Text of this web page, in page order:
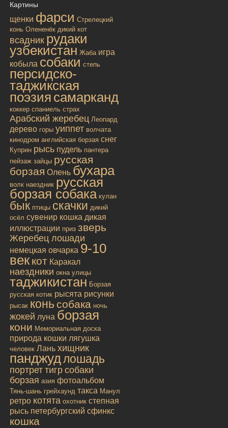
Картины
щенки фарси Стрелецкий
конь Олененёк дикий кот
всадник рудаки
узбекистан Жаба игра
кобыла собаки степь
персидско-
таджикская
поэзия самарканд
коккер спаниель страх
Арабский жеребец Леопард
дерево горы уиппет волчата
кинодром английская борзая снег
Куприн рысь пудель пантера
пейзаж зайцы русская
борзая Олень бухара
волк наездник русская
борзая собака кулан
бык птицы скачки дикий
осёл сувенир кошка дикая
иллюстрации приз зверь
Жеребец лошади
немецкая овчарка 9-10
век кот Каракал
наездники окна улицы
таджикистан Борзая
русская котик рысята рисунки
рысак конь собака ночь
жокей луна борзая
кони Мемориальная доска
природа кошки лягушка
человек Лань хищник
панджудлошадь
портрет тигр собаки
борзая азия фотоальбом
Тянь-шань грейхаунд такса Манул
ретро котята охотник степная
рысь петербургский сфинкс
кошка